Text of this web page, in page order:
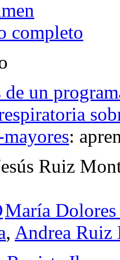
completo
de un
:
Ruiz
María Dolores
, Andrea Ruiz